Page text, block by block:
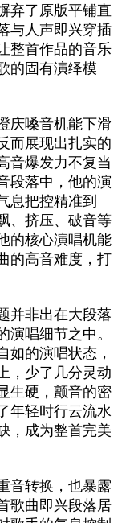
弃了原版平铺直
与人声即兴穿插
整首作品的音乐
的固有演绎模
庆嗓音机能下滑
而展现出扎实的
音爆发力不复当
段落中，他的演
息把控精准到
、挤压、破音等
的核心演唱机能
的高音难度，打
并非出在大段落
唱细节之中。
如的演唱状态，
，少了几分灵动
生硬，颤音的密
年轻时行云流水
，成为整首完美
音转换，也暴露
歌曲即兴段落居